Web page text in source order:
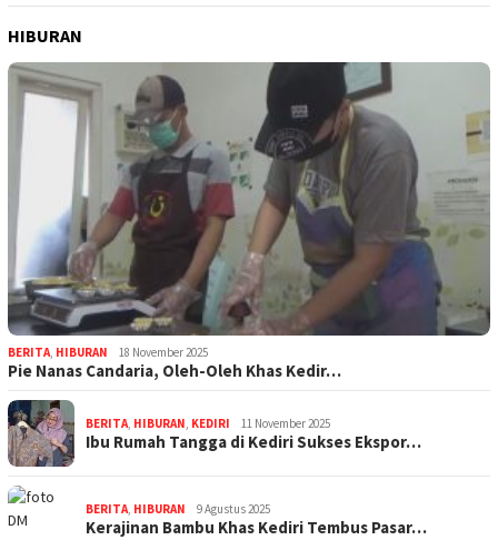
HIBURAN
BERITA, HIBURAN 18 November 2025
Pie Nanas Candaria, Oleh-Oleh Khas Kedir…
BERITA, HIBURAN, KEDIRI 11 November 2025
Ibu Rumah Tangga di Kediri Sukses Ekspor…
BERITA, HIBURAN 9 Agustus 2025
Kerajinan Bambu Khas Kediri Tembus Pasar…